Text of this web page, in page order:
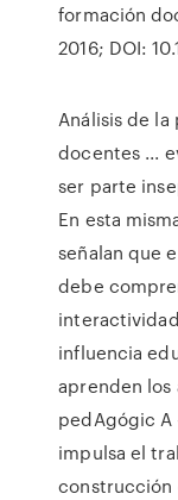
formación
2016; DOI:
Análisis de
docentes ...
ser parte
En esta
señalan que
debe
influencia
aprenden los
pedAgógic A
impulsa el
construcción